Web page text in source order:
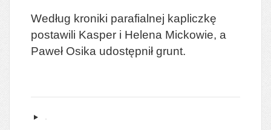
Według kroniki parafialnej kapliczkę
postawili Kasper i Helena Mickowie, a
Paweł Osika udostępnił grunt.